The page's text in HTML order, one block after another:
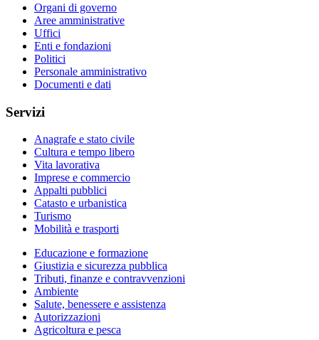
Organi di governo
Aree amministrative
Uffici
Enti e fondazioni
Politici
Personale amministrativo
Documenti e dati
Servizi
Anagrafe e stato civile
Cultura e tempo libero
Vita lavorativa
Imprese e commercio
Appalti pubblici
Catasto e urbanistica
Turismo
Mobilità e trasporti
Educazione e formazione
Giustizia e sicurezza pubblica
Tributi, finanze e contravvenzioni
Ambiente
Salute, benessere e assistenza
Autorizzazioni
Agricoltura e pesca